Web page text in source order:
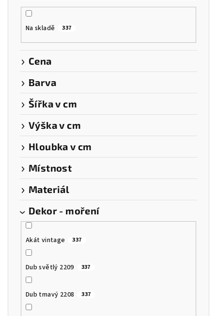
Na skladě 337
Cena
Barva
Šířka v cm
Výška v cm
Hloubka v cm
Místnost
Materiál
Dekor - moření
Akát vintage 337
Dub světlý 2209 337
Dub tmavý 2208 337